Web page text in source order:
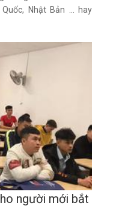
Nhật Bản ... hay
người mới bắt